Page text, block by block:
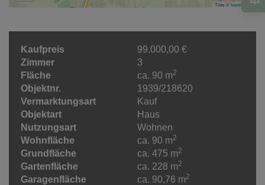
Tiles ©basemap.at
Kaufpreis
99.000,00 €
Zimmer
3
Fläche
ca. 90 m2
Objektnr.
1939/218620
Vermarktungsart
Kauf
Objektart
Haus
Nutzungsart
Wohnen
Wohnfläche
ca. 90 m2
Grundfläche ca. 475 m2
Gartenfläche ca. 228 m2
Garagenfläche ca. 90,76 m2